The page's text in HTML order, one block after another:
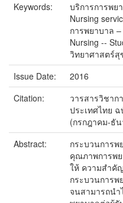
Keywords:
บริการการพย
Nursing
การพยาบาล
Nursing --
วิทยาศาสตร์
Issue Date:
2016
Citation:
วารสารวิชา
ประเทศไทย
(กรกฎาคม-ธั
Abstract:
กระบวนการ
คุณภาพการพย
ให้ ความสำคั
กระบวนการพ
จนสามารถนำ